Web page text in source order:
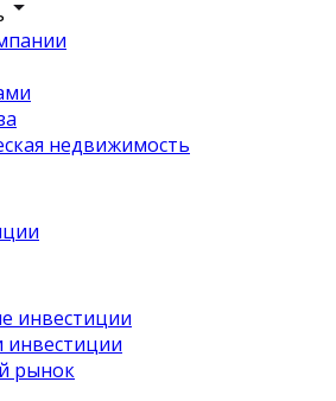
недвижимость
инвестиции
инвестиции
рынок